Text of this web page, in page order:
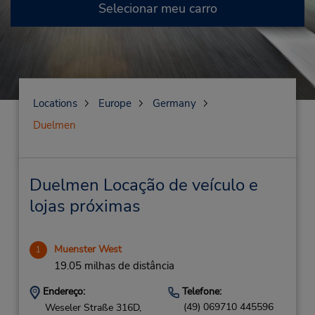
Selecionar meu carro
Locations Europe
Germany
Duelmen
Duelmen Locação de veículo e
lojas próximas
1 Muenster West
19.05 milhas de distância
Endereço:
Weseler Straße 316D,
Telefone:
(49) 069710 445596